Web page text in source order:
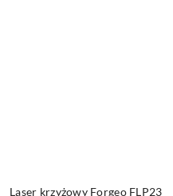
Laser krzyżowy Forgeo FLP23